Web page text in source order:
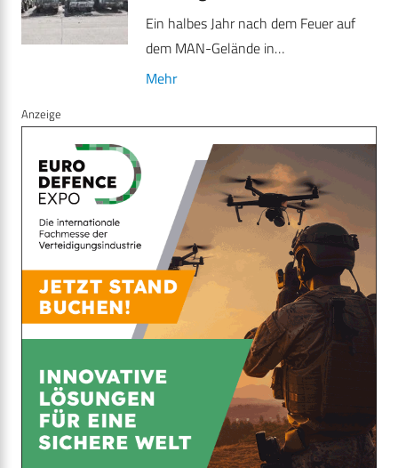
Ein halbes Jahr nach dem Feuer auf
dem MAN-Gelände in…
Mehr
Anzeige